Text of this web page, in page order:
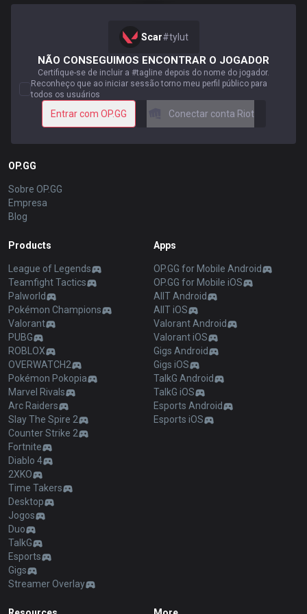
Scar#tylut
NÃO CONSEGUIMOS ENCONTRAR O JOGADOR
Certifique-se de incluir a #tagline depois do nome do jogador.
Reconheço que ao iniciar sessão torno meu perfil público para
todos os usuários
Entrar com OP.GG Conectar conta Riot
OP.GG
Sobre OP.GG
Empresa
Blog
Products
League of Legends
Teamfight Tactics
Palworld
Pokémon Champions
Valorant
PUBG
ROBLOX
OVERWATCH2
Pokémon Pokopia
Marvel Rivals
Arc Raiders
Slay The Spire 2
Counter Strike 2
Fortnite
Diablo 4
2XKO
Time Takers
Desktop
Jogos
Duo
TalkG
Esports
Gigs
Streamer Overlay
Apps
OP.GG for Mobile Android
OP.GG for Mobile iOS
AllT Android
AllT iOS
Valorant Android
Valorant iOS
Gigs Android
Gigs iOS
TalkG Android
TalkG iOS
Esports Android
Esports iOS